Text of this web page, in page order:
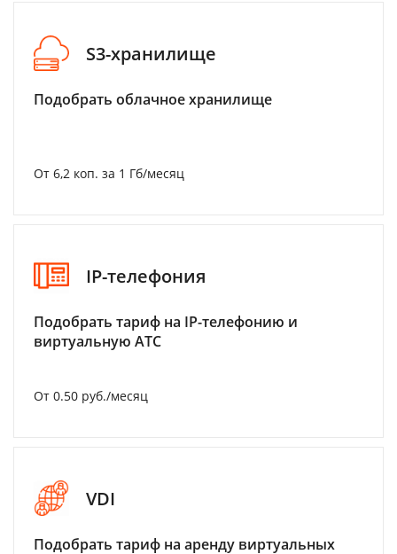
S3-хранилище
Подобрать облачное хранилище
От 6,2 коп. за 1 Гб/месяц
IP-телефония
Подобрать тариф на IP-телефонию и
виртуальную АТС
От 0.50 руб./месяц
VDI
Подобрать тариф на аренду виртуальных